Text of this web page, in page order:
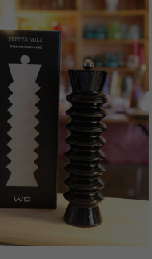
AÑADIR AL CARRITO